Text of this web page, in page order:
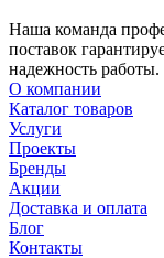
Наша команда
поставок
надежность работы.
О компании
Каталог товаров
Услуги
Проекты
Бренды
Акции
Доставка и оплата
Блог
Контакты